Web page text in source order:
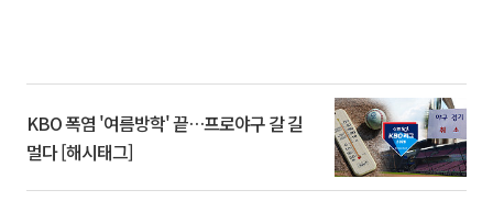
KBO 폭염 '여름방학' 끝…프로야구 갈 길
멀다 [해시태그]